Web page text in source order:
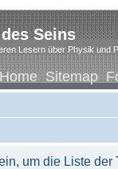
Seins
Lesern über Physik und
Sitemap
um die Liste